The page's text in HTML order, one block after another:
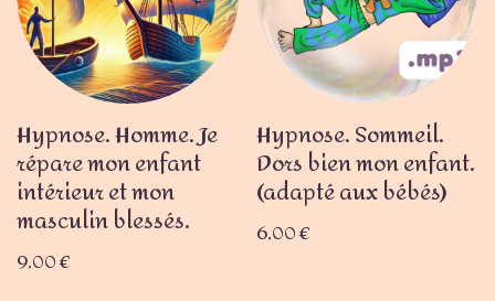
Hypnose. Homme. Je
répare mon enfant
intérieur et mon
masculin blessés.
9,00€
Hypnose. Sommeil.
Dors bien mon enfant.
(adapté aux bébés)
6,00€